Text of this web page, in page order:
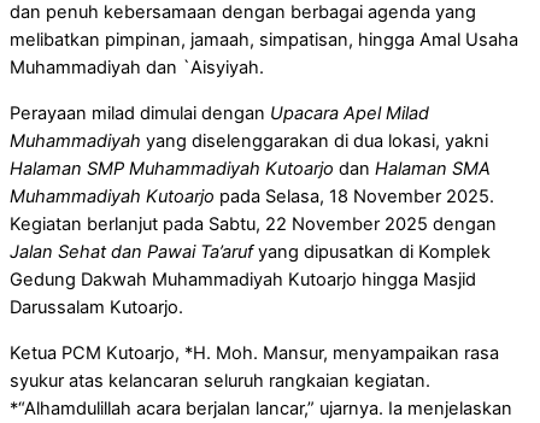
dan penuh kebersamaan dengan berbagai agenda yang
melibatkan pimpinan, jamaah, simpatisan, hingga Amal Usaha
Muhammadiyah dan `Aisyiyah.
Perayaan milad dimulai dengan Upacara Apel Milad
Muhammadiyah yang diselenggarakan di dua lokasi, yakni
Halaman SMP Muhammadiyah Kutoarjo dan Halaman SMA
Muhammadiyah Kutoarjo pada Selasa, 18 November 2025.
Kegiatan berlanjut pada Sabtu, 22 November 2025 dengan
Jalan Sehat dan Pawai Ta’arufyang dipusatkan di Komplek
Gedung Dakwah Muhammadiyah Kutoarjo hingga Masjid
Darussalam Kutoarjo.
Ketua PCM Kutoarjo, *H. Moh. Mansur, menyampaikan rasa
syukur atas kelancaran seluruh rangkaian kegiatan.
*“Alhamdulillah acara berjalan lancar,” ujarnya. Ia menjelaskan